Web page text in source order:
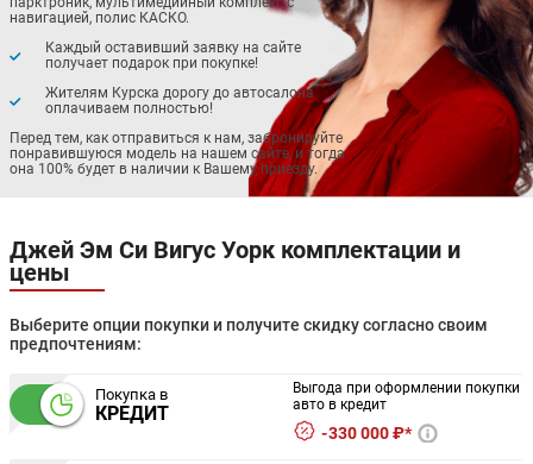
навигацией, полис КАСКО.
Каждый оставивший заявку на сайте
получает подарок при покупке!
Жителям Курска дорогу до автосалона
оплачиваем полностью!
Перед тем, как отправиться к нам, забронируйте
понравившуюся модель на нашем сайте, и тогда
она 100% будет в наличии к Вашему приезду.
Джей Эм Си Вигус Уорк комплектации и
цены
Выберите опции покупки и получите скидку согласно своим
предпочтениям:
Покупка в
КРЕДИТ
Выгода при оформлении покупки
авто в кредит
330 000 ₽*